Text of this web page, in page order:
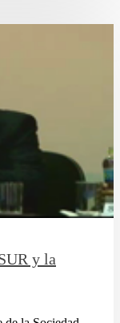
y la